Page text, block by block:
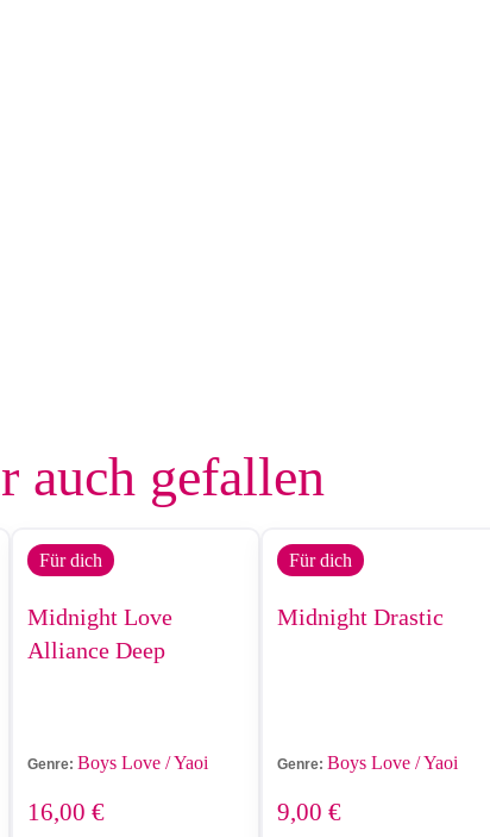
auch gefallen
Für dich
Midnight Love
Alliance Deep
Genre: Boys Love / Yaoi
16,00 €
Für dich
Midnight Drastic
Genre: Boys Love / Yaoi
9,00 €